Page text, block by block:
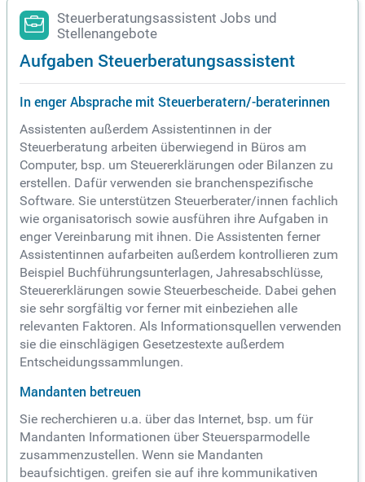
Steuerberatungsassistent Jobs und
Stellenangebote
Aufgaben Steuerberatungsassistent
In enger Absprache mit Steuerberatern/-beraterinnen
Assistenten außerdem Assistentinnen in der
Steuerberatung arbeiten überwiegend in Büros am
Computer, bsp. um Steuererklärungen oder Bilanzen zu
erstellen. Dafür verwenden sie branchenspezifische
Software. Sie unterstützen Steuerberater/innen fachlich
wie organisatorisch sowie ausführen ihre Aufgaben in
enger Vereinbarung mit ihnen. Die Assistenten ferner
Assistentinnen aufarbeiten außerdem kontrollieren zum
Beispiel Buchführungsunterlagen, Jahresabschlüsse,
Steuererklärungen sowie Steuerbescheide. Dabei gehen
sie sehr sorgfältig vor ferner mit einbeziehen alle
relevanten Faktoren. Als Informationsquellen verwenden
sie die einschlägigen Gesetzestexte außerdem
Entscheidungssammlungen.
Mandanten betreuen
Sie recherchieren u.a. über das Internet, bsp. um für
Mandanten Informationen über Steuersparmodelle
zusammenzustellen. Wenn sie Mandanten
beaufsichtigen. greifen sie auf ihre kommunikativen